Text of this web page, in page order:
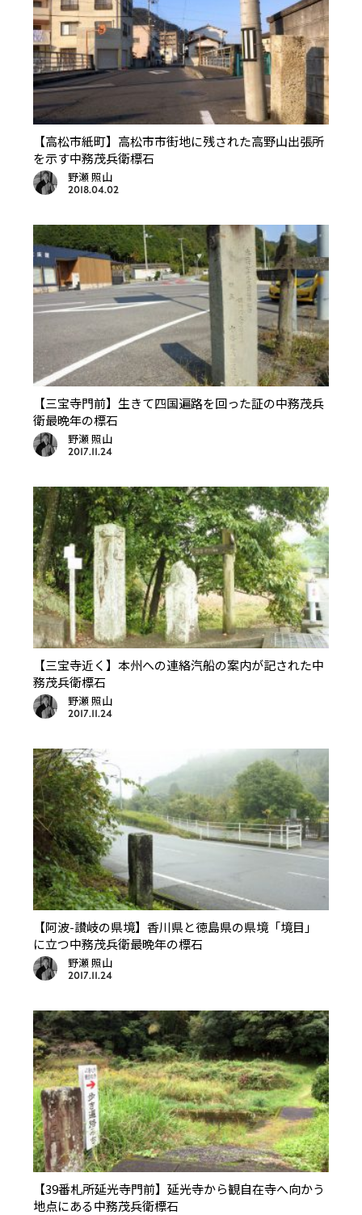
【高松市紙町】高松市市街地に残された高野山出張所
を示す中務茂兵衛標石
野瀬 照山
2018.04.02
【三宝寺門前】生きて四国遍路を回った証の中務茂兵
衛最晩年の標石
野瀬 照山
2017.11.24
【三宝寺近く】本州への連絡汽船の案内が記された中
務茂兵衛標石
野瀬 照山
2017.11.24
【阿波-讃岐の県境】香川県と徳島県の県境「境目」
に立つ中務茂兵衛最晩年の標石
野瀬 照山
2017.11.24
【39番札所延光寺門前】延光寺から観自在寺へ向かう
地点にある中務茂兵衛標石